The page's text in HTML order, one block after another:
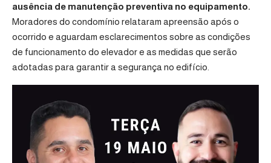
ausência de manutenção preventiva no equipamento.
Moradores do condomínio relataram apreensão após o
ocorrido e aguardam esclarecimentos sobre as condições
de funcionamento do elevador e as medidas que serão
adotadas para garantir a segurança no edifício.